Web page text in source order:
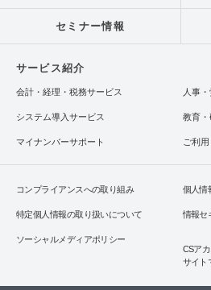
セミナー情報
サービス紹介
会計・経理・税務サービス 人事
システム導入サービス 教育・
マイナンバーサポート ご利
コンプライアンスへの取り組み 個人情
特定個人情報の取り扱いについて 情報セ
ソーシャルメディアポリシー
CSア
サイト